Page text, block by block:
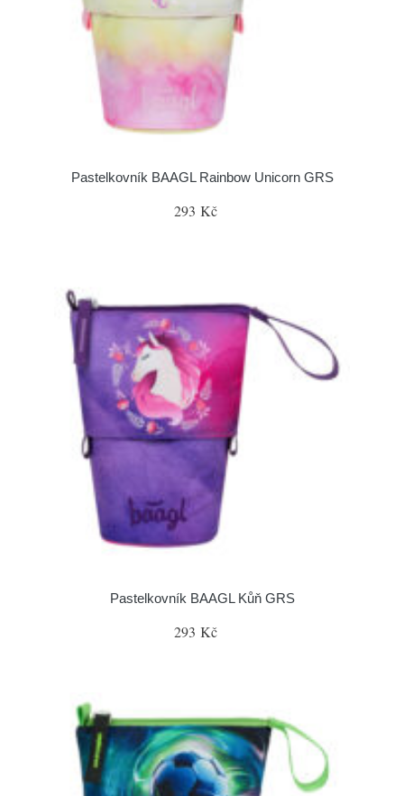
Pastelkovník BAAGL Rainbow Unicorn GRS
293 Kč
Pastelkovník BAAGL Kůň GRS
293 Kč